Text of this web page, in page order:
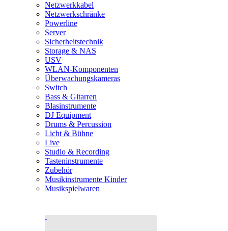
Netzwerkkabel
Netzwerkschränke
Powerline
Server
Sicherheitstechnik
Storage & NAS
USV
WLAN-Komponenten
Überwachungskameras
Switch
Bass & Gitarren
Blasinstrumente
DJ Equipment
Drums & Percussion
Licht & Bühne
Live
Studio & Recording
Tasteninstrumente
Zubehör
Musikinstrumente Kinder
Musikspielwaren